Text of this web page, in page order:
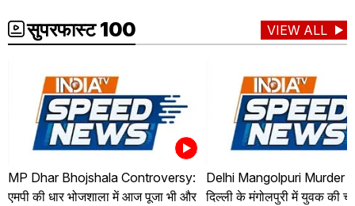
सुपरफास्ट 100 VIEW ALL
MP Dhar Bhojshala Controversy:
एमपी की धार भोजशाला में आज पूजा भी और
Delhi Mangolpuri Murder
दिल्ली के मंगोलपुरी में युवक की